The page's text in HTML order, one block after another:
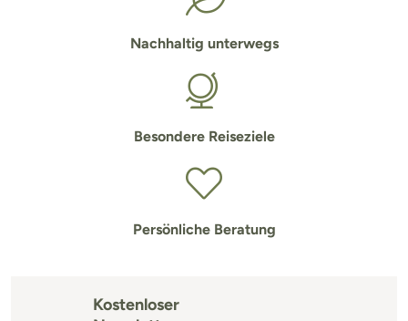
Nachhaltig unterwegs
Besondere Reiseziele
Persönliche Beratung
Kostenloser